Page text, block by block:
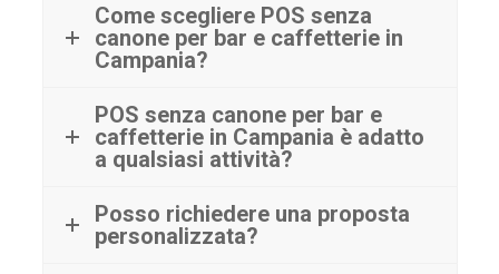
Come scegliere POS senza
canone per bar e caffetterie in
Campania?
POS senza canone per bar e
caffetterie in Campania è adatto
a qualsiasi attività?
Posso richiedere una proposta
personalizzata?